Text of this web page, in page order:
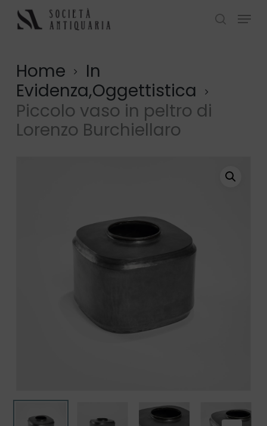
Skip
search
Menu
Home
In
Evidenza,Oggettistica
Piccolo vaso in peltro di
Lorenzo Burchiellaro